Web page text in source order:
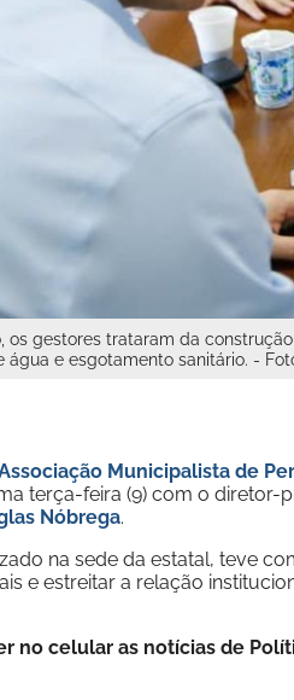
os gestores trataram da
e esgotamento sanitário. -
Municipalista de
terça-feira (9) com o diretor-
Nóbrega.
na sede da estatal, teve
e estreitar a relação
no celular as notícias de